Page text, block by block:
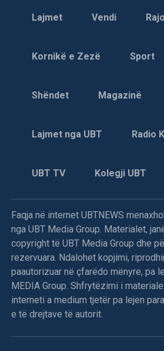
Lajmet Vendi
Kornikë e Zezë Sport
Shëndet Magazinë
Lajmet nga UBT Radio
UBT TV Kolegji UBT
Faqja në internet UBTNEWS
nga UBT Media Group. Materialet,
copyright të UBT Media Group dhe
rezervuara. Ndalohet kopjimi,
paautorizuar në çfarëdo mënyre, pa
MEDIA Group. Shfrytëzimi i
interneti a medium tjetër pa lejen
e të drejtave të autorit.